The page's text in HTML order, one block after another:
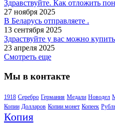
Здравствуйте. Как отложить
27 ноября 2025
В Беларусь отправляете .
13 сентября 2025
Здраствуйте у вас можно
23 апреля 2025
Смотреть еще
Мы в контакте
1918 Серебро Германия Медали Новодел
Копии Долларов Копии монет Копеек
Копия